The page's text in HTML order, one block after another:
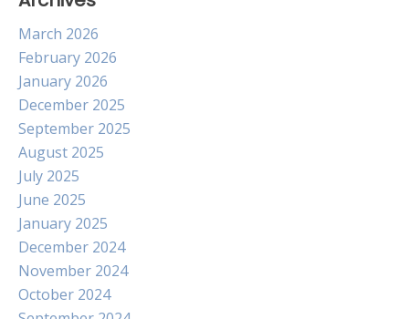
March 2026
February 2026
January 2026
December 2025
September 2025
August 2025
July 2025
June 2025
January 2025
December 2024
November 2024
October 2024